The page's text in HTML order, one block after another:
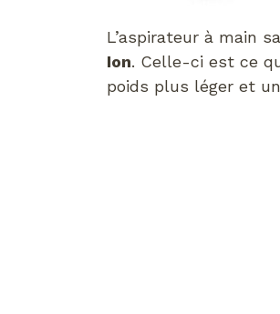
L’aspirateur à main
Ion. Celle-ci est ce
poids plus léger et